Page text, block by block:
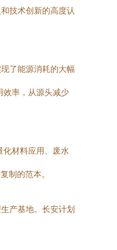
技术创新的高度认
了能源消耗的大幅
效率，从源头减少
化材料应用、废水
制的范本。
产基地。长安计划